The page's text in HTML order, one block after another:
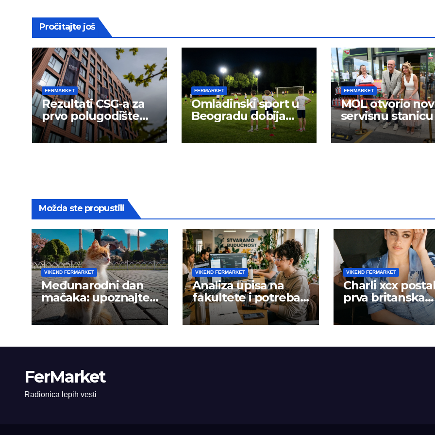
Pročitajte još
FERMARKET
Rezultati CSG-a za
prvo polugodište
2026.
FERMARKET
Omladinski sport u
Beogradu dobija
novu energiju:
FERMARKET
MOL otvorio
servisnu stanicu
Možda ste propustili
VIKEND FERMARKET
Međunarodni dan
mačaka: upoznajte
istanbulske mace
VIKEND FERMARKET
Analiza upisa na
fakultete i potreba
tržišta rada
VIKEND FERMARKET
Charli xcx
prva britanska
pevačica sa dva
albuma na
kalendarskoj
FerMarket
Radionica lepih vesti